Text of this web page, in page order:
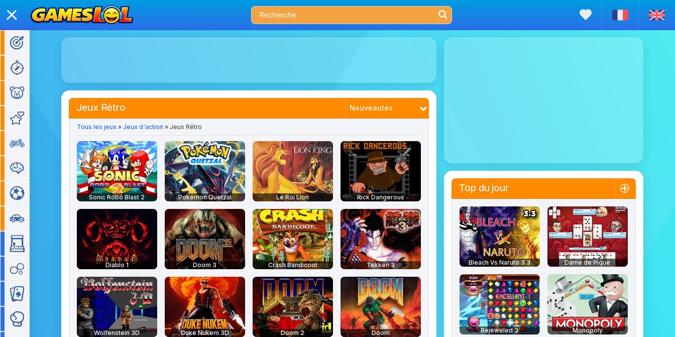
Jeux d'action
Jeux pour enfants
Jeux de fille
Jeux de moto
Jeux de réflexion
Jeux de sport
Jeux Rétro Nouveautés
Plus joués
Mieux notés
Tous les jeux» Jeux d'action » Jeux Rétro
Sonic Robo Blast 2 Pokémon Quetzal Le Roi Lion Rick Dangerous
Diablo 1 Doom 3 Crash Bandicoot Tekken 3
Wolfenstein 3D Duke Nukem 3D Doom 2 Doom
Top du jour
Bleach Vs Naruto 3.3 Dame de Pique
Bejeweled 3 Monopoly